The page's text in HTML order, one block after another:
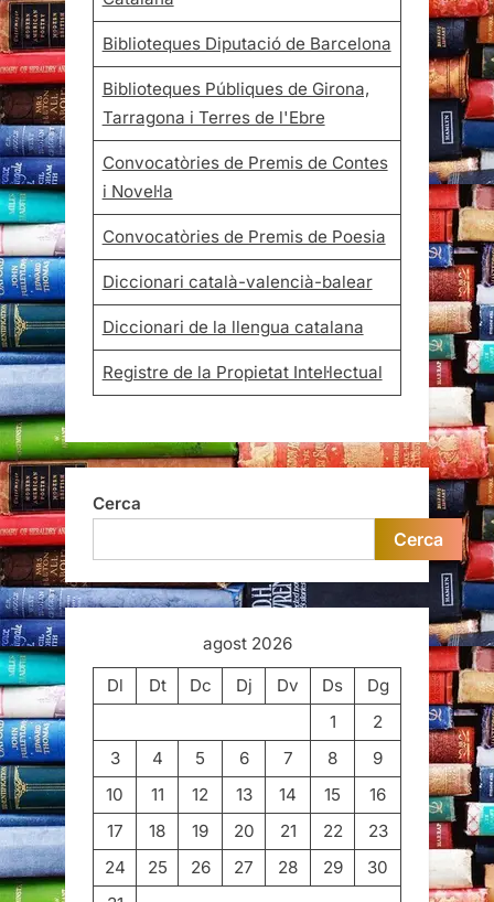
Biblioteques Diputació de Barcelona
Biblioteques Públiques de Girona,
Tarragona i Terres de l'Ebre
Convocatòries de Premis de Contes
i Novel·la
Convocatòries de Premis de Poesia
Diccionari català-valencià-balear
Diccionari de la llengua catalana
Registre de la Propietat Intel·lectual
Cerca
Cerca
agost 2026
Dl
Dt Dc Dj Dv Ds
Dg
1
2
3
4 5 6 7 8
9
10
11 12 13 14 15
16
17
18 19 20 21 22
23
24
25 26 27 28 29
30